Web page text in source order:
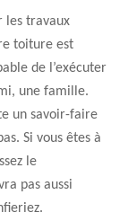
les travaux
toiture est
de l’exécuter
une famille.
un savoir-faire
Si vous êtes à
le
pas aussi